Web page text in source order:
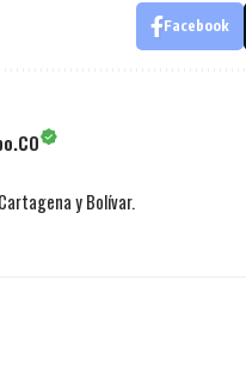
Facebook
y Bolívar.